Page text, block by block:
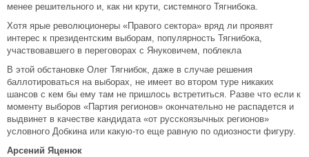
менее решительного и, как ни крути, системного Тягнибока.
Хотя ярые революционеры «Правого сектора» вряд ли проявят
интерес к президентским выборам, популярность Тягнибока,
участвовавшего в переговорах с Януковичем, поблекла
В этой обстановке Олег Тягнибок, даже в случае решения
баллотироваться на выборах, не имеет во втором туре никаких
шансов с кем бы ему там не пришлось встретиться. Разве что если к
моменту выборов «Партия регионов» окончательно не распадется и
выдвинет в качестве кандидата «от русскоязычных регионов»
условного Добкина или какую-то еще равную по одиозности фигуру.
Арсений Яценюк